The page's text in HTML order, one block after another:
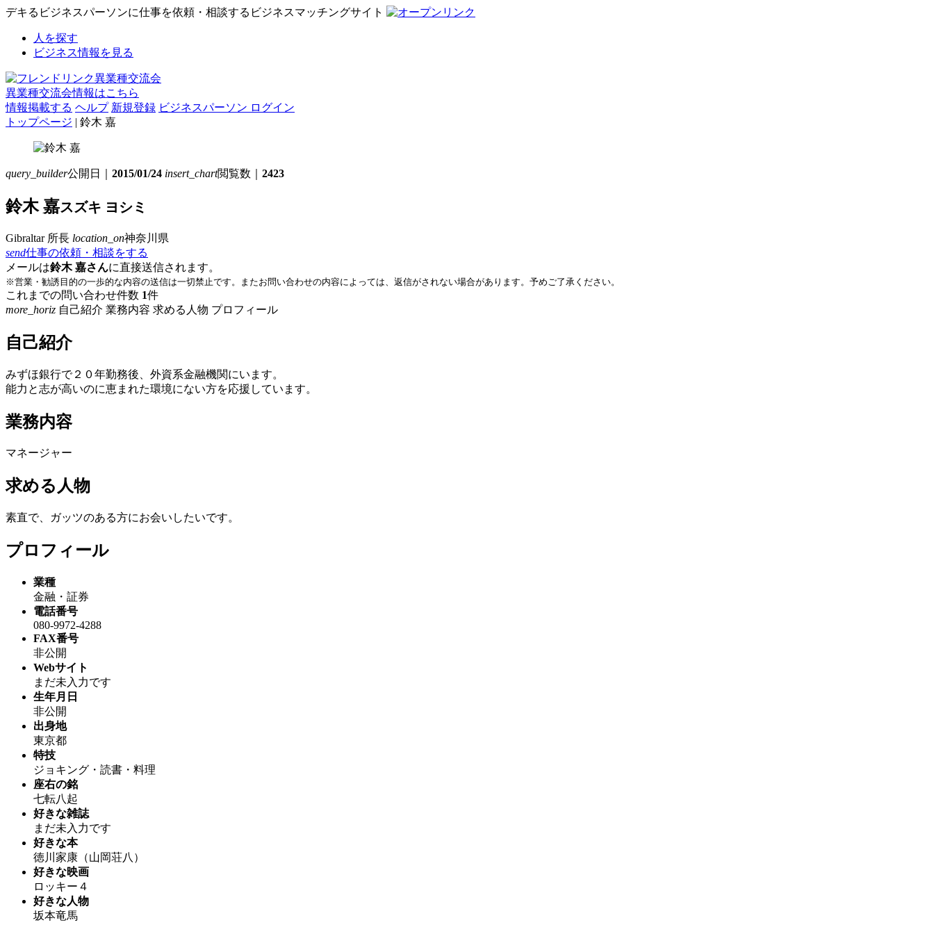
デキるビジネスパーソンに仕事を依頼・相談するビジネスマッチングサイト
人を探す
ビジネス情報を見る
異業種交流会情報はこちら
情報掲載する ヘルプ 新規登録 ビジネスパーソン ログイン
トップページ | 鈴木 嘉
query_builder公開日｜ 2015/01/24 insert_chart閲覧数｜ 2423
鈴木 嘉スズキ ヨシミ
Gibraltar 所長 location_on神奈川県
send仕事の依頼・相談をする
メールは鈴木 嘉さんに直接送信されます。
※営業・勧誘目的の一歩的な内容の送信は一切禁止です。またお問い合わせの内容によっては、返信がされない場合があります。予めご了承ください。
これまでの問い合わせ件数 1件
more_horiz 自己紹介 業務内容 求める人物 プロフィール
自己紹介
みずほ銀行で２０年勤務後、外資系金融機関にいます。
能力と志が高いのに恵まれた環境にない方を応援しています。
業務内容
マネージャー
求める人物
素直で、ガッツのある方にお会いしたいです。
プロフィール
業種
金融・証券
電話番号
080-9972-4288
FAX番号
非公開
Webサイト
まだ未入力です
生年月日
非公開
出身地
東京都
特技
ジョキング・読書・料理
座右の銘
七転八起
好きな雑誌
まだ未入力です
好きな本
徳川家康（山岡荘八）
好きな映画
ロッキー４
好きな人物
坂本竜馬